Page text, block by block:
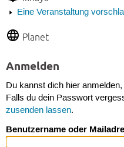
Eine Veranstaltung
Planet
Anmelden
Du kannst dich hier
Falls du dein Passwort
zusenden lassen.
Benutzername oder